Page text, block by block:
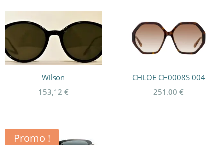
Wilson
153,12 €
CHLOE CH0008S 004
251,00€
Promo !